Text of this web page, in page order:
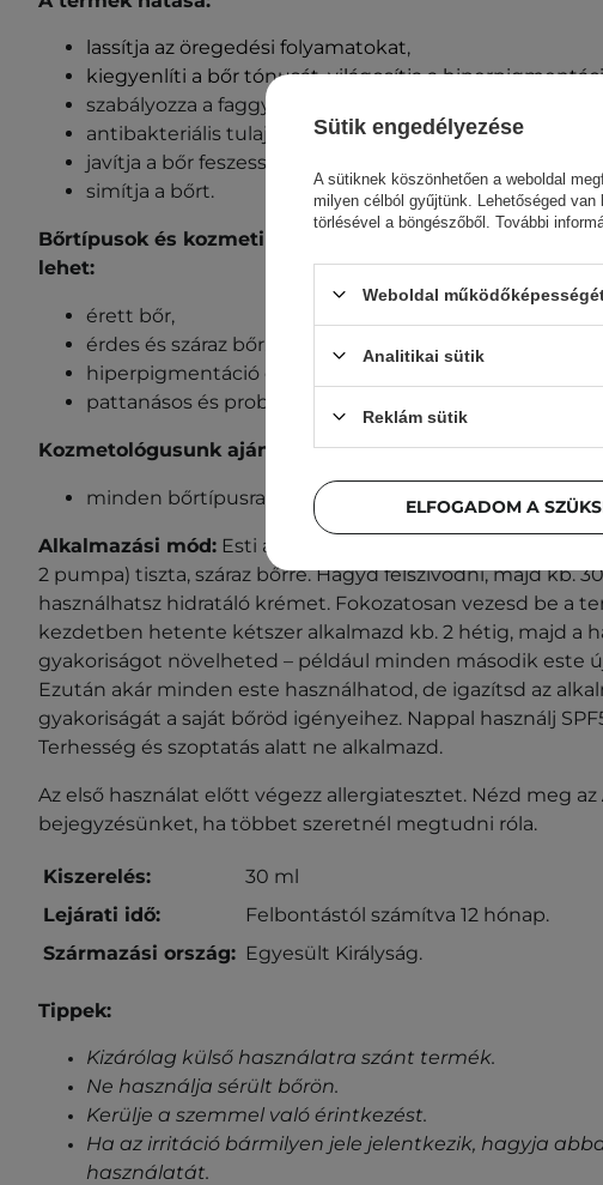
lassítja az öregedési folyamatokat,
kiegyenlíti a bőr tónusát, világosítja a
szabályozza a faggyúmirigyek működését,
antibakteriális tulajdonságokat mutat,
javítja a bőr feszességét és rugalmasságát,
simítja a bőrt.
Bőrtípusok és kozmetikai problémák, amelyeknél ez a
lehet:
érett bőr,
érdes és száraz bőr,
hiperpigmentáció és egyenetlen bőrtónus,
pattanásos és problémás bőr.
Kozmetológusunk ajánlja ezt a terméket:
minden bőrtípusra, öregedésgátló céllal.
Alkalmazási mód: Esti arcápolás során vigyél fel kis
2 pumpa) tiszta, száraz bőrre. Hagyd felszívódni, majd kb.
használhatsz hidratáló krémet. Fokozatosan vezesd be a
kezdetben hetente kétszer alkalmazd kb. 2 hétig, majd a
gyakoriságot növelheted – például minden második este
Ezután akár minden este használhatod, de igazítsd az
gyakoriságát a saját bőröd igényeihez. Nappal használj
Terhesség és szoptatás alatt ne alkalmazd.
Az első használat előtt végezz allergiatesztet. Nézd meg az
bejegyzésünket, ha többet szeretnél megtudni róla.
Kiszerelés:
30 ml
Lejárati idő:
Felbontástól számítva 12 hónap.
Származási ország: Egyesült Királyság.
Tippek:
Kizárólag külső használatra szánt termék.
Ne használja sérült bőrön.
Kerülje a szemmel való érintkezést.
Ha az irritáció bármilyen jele jelentkezik, hagyja
használatát.
Sütik engedélyezése
A sütiknek köszönhetően a weboldal
milyen célból gyűjtünk. Lehetőséged
törlésével a böngészőből. További
Weboldal
Analitikai sütik
Reklám sütik
ELFOGADOM A